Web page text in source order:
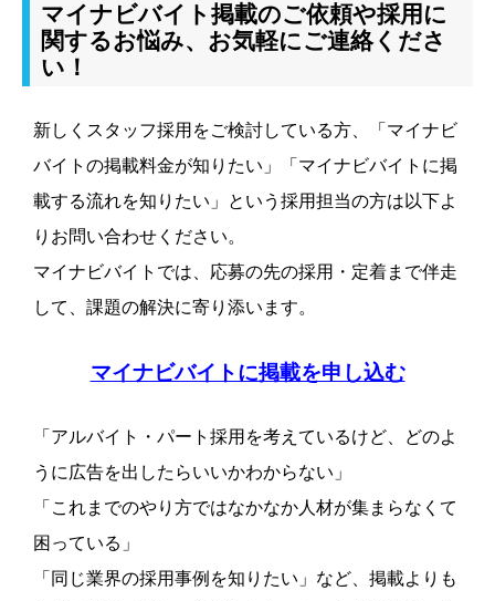
マイナビバイト掲載のご依頼や採用に
関するお悩み、お気軽にご連絡くださ
い！
新しくスタッフ採用をご検討している方、「マイナビ
バイトの掲載料金が知りたい」「マイナビバイトに掲
載する流れを知りたい」という採用担当の方は以下よ
りお問い合わせください。
マイナビバイトでは、応募の先の採用・定着まで伴走
して、課題の解決に寄り添います。
マイナビバイトに掲載を申し込む
「アルバイト・パート採用を考えているけど、どのよ
うに広告を出したらいいかわからない」
「これまでのやり方ではなかなか人材が集まらなくて
困っている」
「同じ業界の採用事例を知りたい」など、掲載よりも